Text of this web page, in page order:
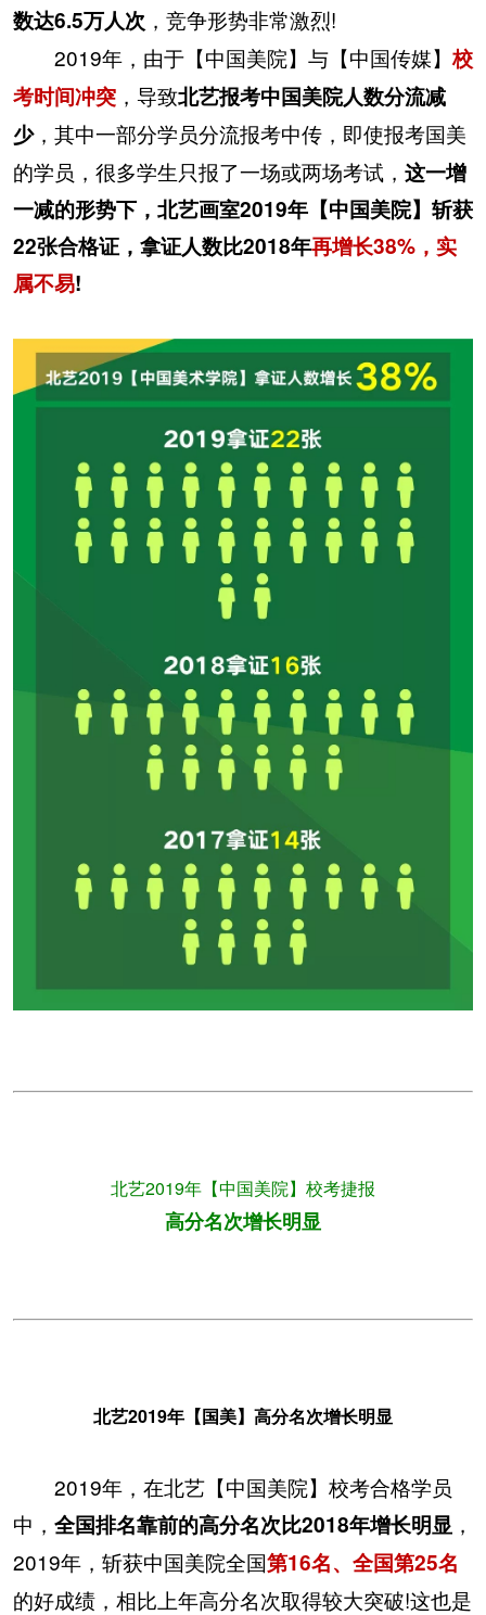
数达6.5万人次 ，竞争形势非常激烈!
2019年，由于【中国美院】与【中国传媒】校
考时间冲突，导致北艺报考中国美院人数分流减
少，其中一部分学员分流报考中传，即使报考国美
的学员，很多学生只报了一场或两场考试， 这一增
一减的形势下，北艺画室2019年【中国美院】斩获
22张合格证，拿证人数比2018年再增长38%，实
属不易!
北艺2019年【中国美院】校考捷报
高分名次增长明显
北艺2019年【国美】高分名次增长明显
2019年，在北艺【中国美院】校考合格学员
中， 全国排名靠前的高分名次比2018年增长明显 ，
2019年，斩获中国美院全国第16名、全国第25名
的好成绩，相比上年高分名次取得较大突破!这也是